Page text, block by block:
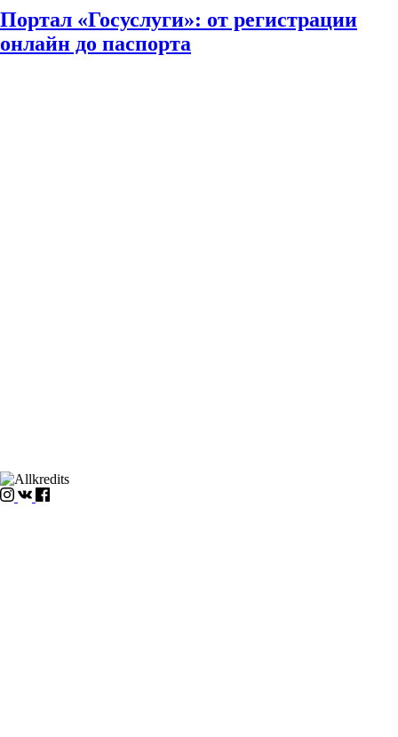
Портал «Госуслуги»: от регистрации
онлайн до паспорта